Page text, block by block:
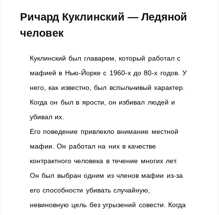
Ричард Куклинский — Ледяной
человек
Куклинский был главарем, который работал с
мафией в Нью-Йорке с 1960-х до 80-х годов. У
него, как известно, был вспыльчивый характер.
Когда он был в ярости, он избивал людей и
убивал их.
Его поведение привлекло внимание местной
мафии. Он работал на них в качестве
контрактного человека в течение многих лет.
Он был выбран одним из членов мафии из-за
его способности убивать случайную,
невиновную цель без угрызений совести. Когда